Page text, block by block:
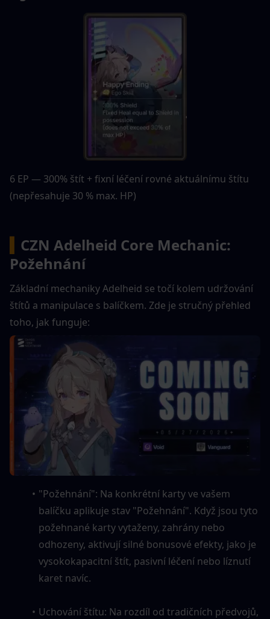
6 EP — 300% štít + fixní léčení rovné aktuálnímu štítu
(nepřesahuje 30 % max. HP)
CZN Adelheid Core Mechanic:
Požehnání
Základní mechaniky Adelheid se točí kolem udržování
štítů a manipulace s balíčkem. Zde je stručný přehled
toho, jak funguje:
"Požehnání": Na konkrétní karty ve vašem
balíčku aplikuje stav "Požehnání". Když jsou tyto
požehnané karty vytaženy, zahrány nebo
odhozeny, aktivují silné bonusové efekty, jako je
vysokokapacitní štít, pasivní léčení nebo líznutí
karet navíc.
Uchování štítu: Na rozdíl od tradičních předvojů,